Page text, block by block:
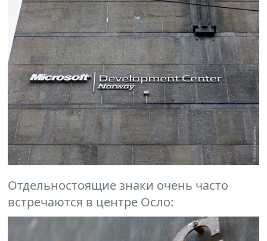
Отдельностоящие знаки очень часто
встречаются в центре Осло: